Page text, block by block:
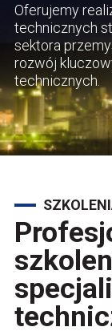
Oferujemy
technicznych
sektora
rozwój
technicznych.